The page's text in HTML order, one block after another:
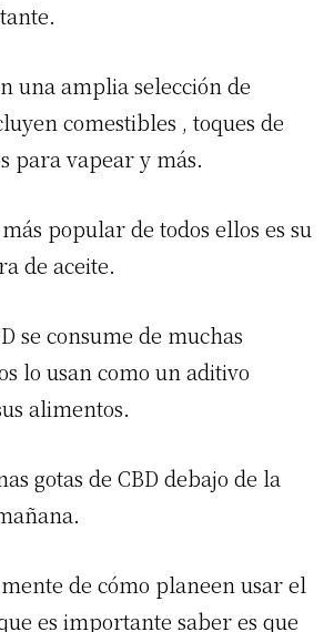
una amplia selección de
comestibles , toques de
para vapear y más.
popular de todos ellos es su
de aceite.
se consume de muchas
lo usan como un aditivo
alimentos.
gotas de CBD debajo de la
de cómo planeen usar el
es importante saber es que